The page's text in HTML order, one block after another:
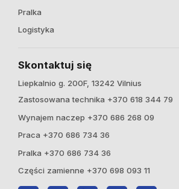
Pralka
Logistyka
Skontaktuj się
Liepkalnio g. 200F, 13242 Vilnius
Zastosowana technika +370 618 344 79
Wynajem naczep +370 686 268 09
Praca +370 686 734 36
Pralka +370 686 734 36
Części zamienne +370 698 093 11